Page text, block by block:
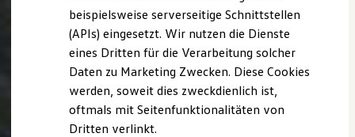
Inspektion und HU/AU
Reparaturen und Checks
Motorenöl und Flüssigkeiten
Räder und Reifen
Pannen- und Unfallhilfe
Economy Service
Volkswagen Teile
Zubehör
Modellspezifisches Zubehör
beispielsweise serverseitige Schnittstellen
(APIs) eingesetzt. Wir nutzen die Dienste
eines Dritten für die Verarbeitung solcher
Daten zu Marketing Zwecken. Diese Cookies
werden, soweit dies zweckdienlich ist,
oftmals mit Seitenfunktionalitäten von
Dritten verlinkt.